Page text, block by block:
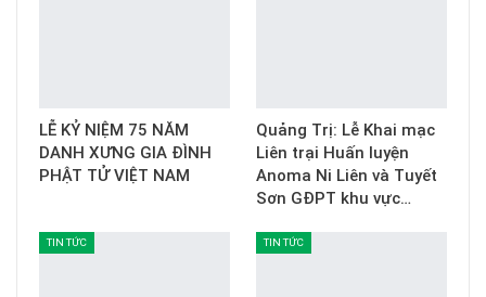
LỄ KỶ NIỆM 75 NĂM
DANH XƯNG GIA ĐÌNH
PHẬT TỬ VIỆT NAM
Quảng Trị: Lễ Khai mạc
Liên trại Huấn luyện
Anoma Ni Liên và Tuyết
Sơn GĐPT khu vực…
TIN TỨC TIN TỨC